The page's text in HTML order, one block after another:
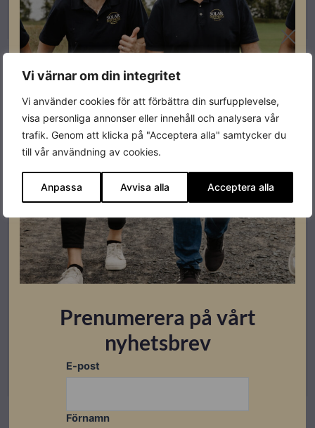
Vi värnar om din integritet
Vi använder cookies för att förbättra din surfupplevelse,
visa personliga annonser eller innehåll och analysera vår
trafik. Genom att klicka på "Acceptera alla" samtycker du
till vår användning av cookies.
Anpassa Avvisa alla Acceptera alla
Läs mer
Elbilsladdning
Lev. artikelnummer: 10501
Artikelnummer: 604036
Restnoterad
Läs mer
Prenumerera på vårt
nyhetsbrev
E-post
Förnamn